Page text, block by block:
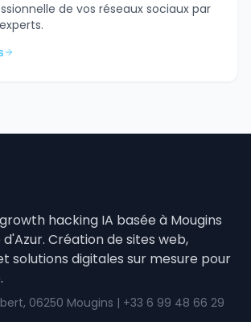
de vos réseaux sociaux par
hacking IA basée à Mougins
Création de sites web,
solutions digitales sur mesure pour
06250 Mougins | +33 6 99 48 66 29